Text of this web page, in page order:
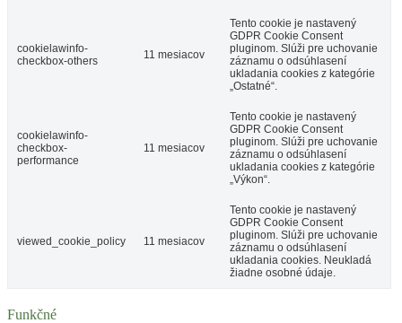
cookielawinfo-
checkbox-others
11 mesiacov
Tento cookie je nastavený
GDPR Cookie Consent
pluginom. Slúži pre uchovanie
záznamu o odsúhlasení
ukladania cookies z kategórie
„Ostatné“.
cookielawinfo-
checkbox-
performance
11 mesiacov
Tento cookie je nastavený
GDPR Cookie Consent
pluginom. Slúži pre uchovanie
záznamu o odsúhlasení
ukladania cookies z kategórie
„Výkon“.
viewed_cookie_policy 11 mesiacov
Tento cookie je nastavený
GDPR Cookie Consent
pluginom. Slúži pre uchovanie
záznamu o odsúhlasení
ukladania cookies. Neukladá
žiadne osobné údaje.
Funkčné